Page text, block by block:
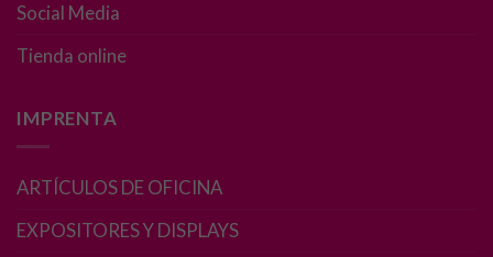
Social Media
Tienda online
IMPRENTA
ARTÍCULOS DE OFICINA
EXPOSITORES Y DISPLAYS